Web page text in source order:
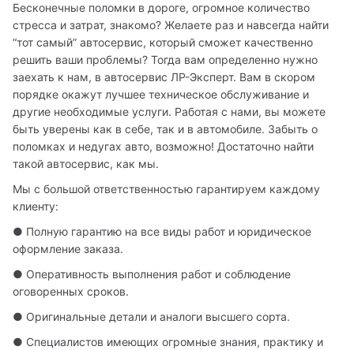
Бесконечные поломки в дороге, огромное количество
стресса и затрат, знакомо? Желаете раз и навсегда найти
“тот самый” автосервис, который сможет качественно
решить ваши проблемы? Тогда вам определенно нужно
заехать к нам, в автосервис ЛР-Эксперт. Вам в скором
порядке окажут лучшее техническое обслуживание и
другие необходимые услуги. Работая с нами, вы можете
быть уверены как в себе, так и в автомобиле. Забыть о
поломках и недугах авто, возможно! Достаточно найти
такой автосервис, как мы.
Мы с большой ответственностью гарантируем каждому
клиенту:
● Полную гарантию на все виды работ и юридическое
оформление заказа.
● Оперативность выполнения работ и соблюдение
оговоренных сроков.
● Оригинальные детали и аналоги высшего сорта.
● Специалистов имеющих огромные знания, практику и